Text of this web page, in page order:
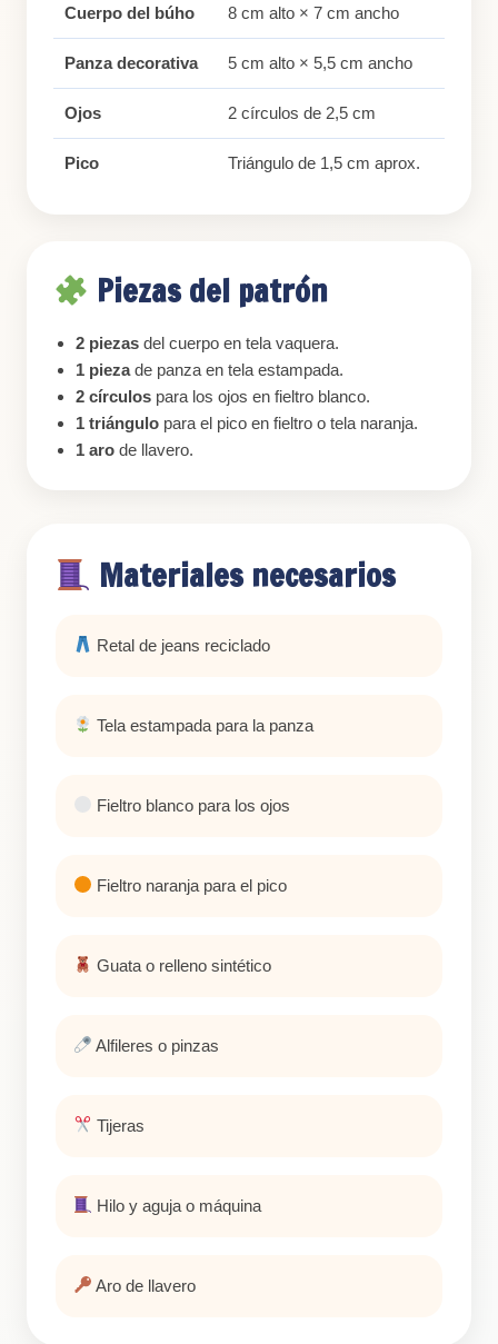
Cuerpo del búho 8 cm alto × 7 cm ancho
Panza decorativa 5 cm alto × 5,5 cm ancho
Ojos 2 círculos de 2,5 cm
Pico Triángulo de 1,5 cm aprox.
Piezas del patrón
2 piezas del cuerpo en tela vaquera.
1 piezade panza en tela estampada.
2 círculos para los ojos en fieltro blanco.
1 triángulo para el pico en fieltro o tela naranja.
1 aro de llavero.
Materiales necesarios
Retal de jeans reciclado
Tela estampada para la panza
Fieltro blanco para los ojos
Fieltro naranja para el pico
Guata o relleno sintético
Alfileres o pinzas
Tijeras
Hilo y aguja o máquina
Aro de llavero